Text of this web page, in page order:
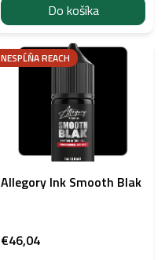
Do košíka
NESPĹŇA REACH
Allegory Ink Smooth Blak
€46,04